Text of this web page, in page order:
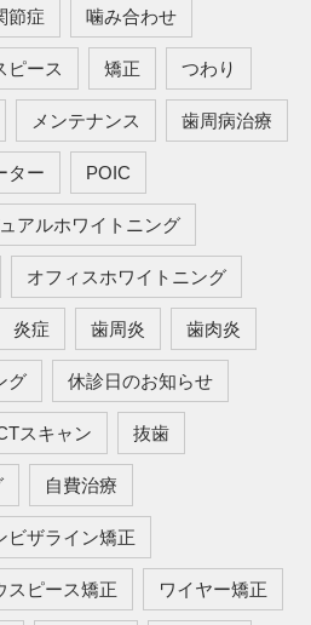
節症 噛み合わせ
ピース 矯正 つわり
メンテナンス 歯周病治療
ター POIC
アルホワイトニング
オフィスホワイトニング
炎症 歯周炎 歯肉炎
グ 休診日のお知らせ
スキャン 抜歯
自費治療
ビザライン矯正
スピース矯正 ワイヤー矯正